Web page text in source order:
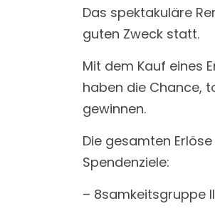
Das spektakuläre
guten Zweck statt.
Mit dem Kauf eines
haben die Chance,
gewinnen.
Die gesamten
Spendenziele:
– 8samkeitsgruppe